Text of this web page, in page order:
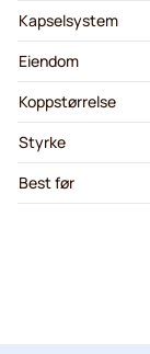
Kapselsystem
Eiendom
Koppstørrelse
Styrke
Best før